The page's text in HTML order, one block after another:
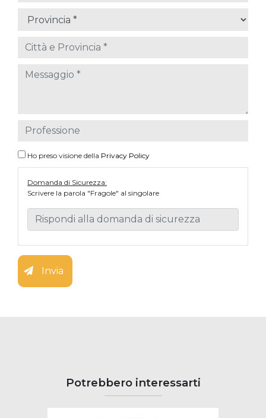
Ho preso visione della Privacy Policy
Domanda di Sicurezza:
Scrivere la parola "Fragole" al singolare
Invia
Potrebbero interessarti